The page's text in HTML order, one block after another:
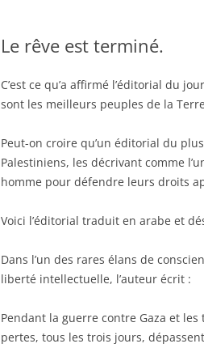
Le rêve est terminé.
C’est ce qu’a affirmé l’éditorial du
sont les meilleurs peuples de la
Peut-on croire qu’un éditorial du
Palestiniens, les décrivant comme
homme pour défendre leurs droits
Voici l’éditorial traduit en arabe et
Dans l’un des rares élans de
liberté intellectuelle, l’auteur écrit :
Pendant la guerre contre Gaza et
pertes, tous les trois jours,